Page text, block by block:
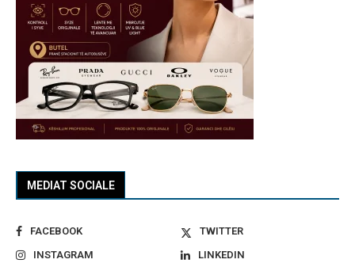
MEDIAT SOCIALE
FACEBOOK
TWITTER
INSTAGRAM
LINKEDIN